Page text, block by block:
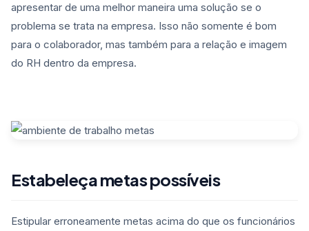
apresentar de uma melhor maneira uma solução se o
problema se trata na empresa. Isso não somente é bom
para o colaborador, mas também para a relação e imagem
do RH dentro da empresa.
Estabeleça metas possíveis
Estipular erroneamente metas acima do que os funcionários